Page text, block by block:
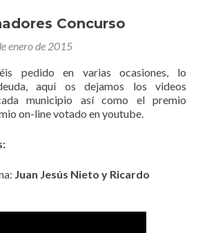
Concurso
enero de 2015
pedido en varias ocasiones, lo
aquí os dejamos los videos
municipio así como el premio
on-line votado en youtube.
Juan Jesús Nieto y Ricardo